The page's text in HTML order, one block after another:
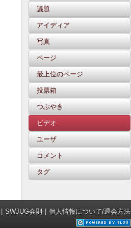
議題
アイディア
写真
ページ
最上位のページ
投票箱
つぶやき
ビデオ
ユーザ
コメント
タグ
SWJUG会則 個人情報について/退会方法